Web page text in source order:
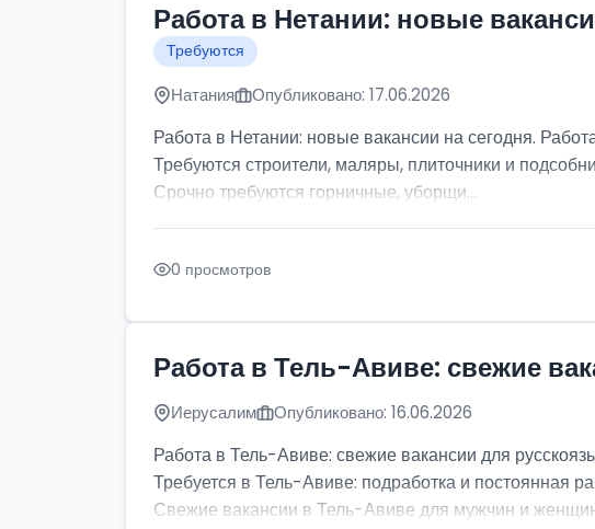
Работа в Нетании: новые
Требуются
Натания Опубликовано: 17.06.2026
Работа в Нетании: новые вакансии на сегодня.
Требуются строители, маляры, плиточники и
Срочно требуются горничные, уборщи...
0 просмотров
Работа в Тель-Авиве: свежие
Иерусалим Опубликовано: 16.06.2026
Работа в Тель-Авиве: свежие вакансии для
Требуется в Тель-Авиве: подработка и постоянная
Свежие вакансии в Тель-Авиве для мужчин и женщин